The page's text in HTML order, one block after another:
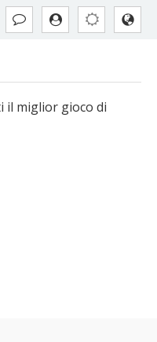
il miglior gioco di